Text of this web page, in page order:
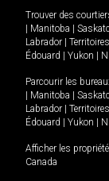
Trouver des
| Manitoba |
Labrador |
Édouard | Yukon |
Parcourir les
| Manitoba |
Labrador |
Édouard | Yukon |
Afficher les
Canada